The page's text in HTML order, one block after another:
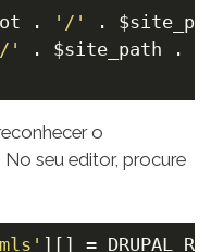
. '/' .
' . $site_path .
o
No seu editor, procure
][] =